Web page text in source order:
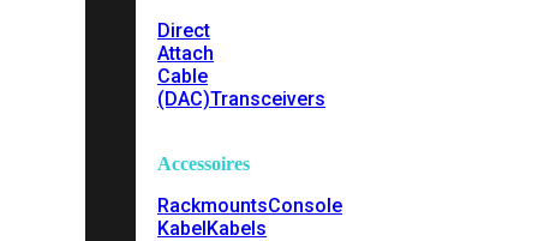
Direct
Attach
Cable
(DAC)Transceivers
Accessoires
RackmountsConsole
KabelKabels